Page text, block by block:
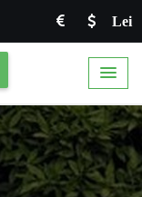
Lei